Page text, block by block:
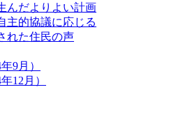
んだよりよい計画
主的協議に応じる
れた住民の声
9月）
12月）